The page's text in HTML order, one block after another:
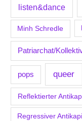
listen&dance
Minh Schredle
Patriarchat/
pops queer
Reflektierter
Regressiver